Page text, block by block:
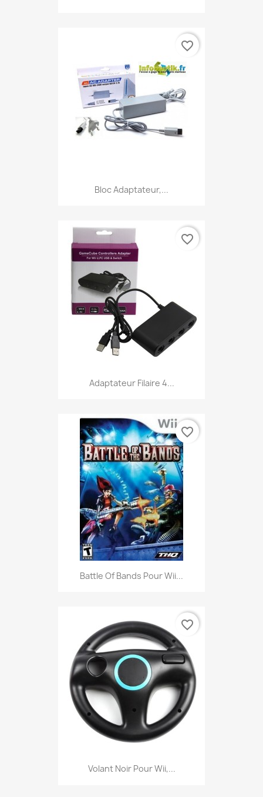
Bloc Adaptateur,...
favorite_border
Adaptateur Filaire 4...
favorite_border
Battle Of Bands Pour Wii...
favorite_border
Volant Noir Pour Wii,...
favorite_border